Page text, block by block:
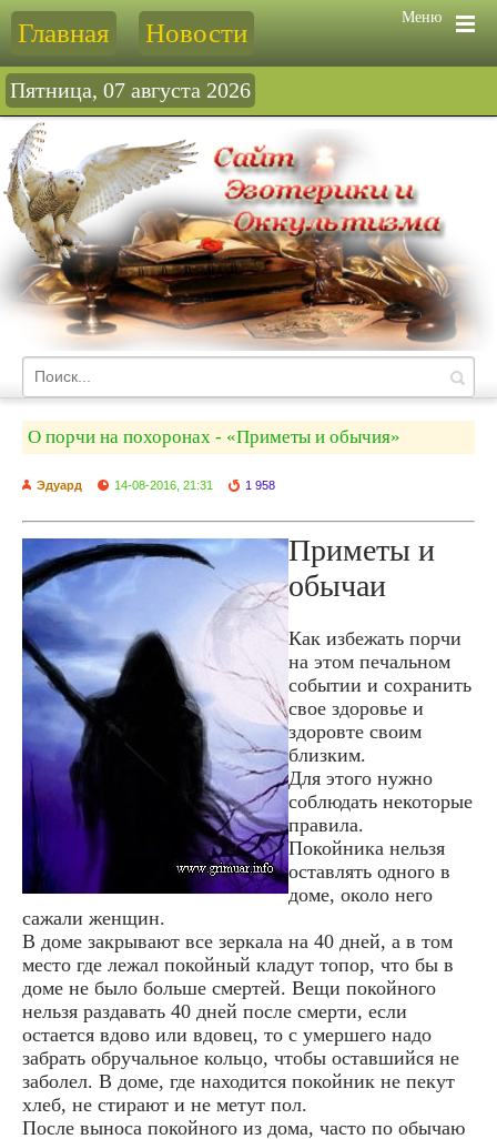
Меню
Главная Новости
Пятница, 07 августа 2026
О порчи на похоронах - «Приметы и обычия»
Эдуард 14-08-2016, 21:31 1 958
Приметы и
обычаи
Как избежать порчи
на этом печальном
событии и сохранить
свое здоровье и
здоровте своим
близким.
Для этого нужно
соблюдать некоторые
правила.
Покойника нельзя
оставлять одного в
доме, около него
сажали женщин.
В доме закрывают все зеркала на 40 дней, а в том
место где лежал покойный кладут топор, что бы в
доме не было больше смертей. Вещи покойного
нельзя раздавать 40 дней после смерти, если
остается вдово или вдовец, то с умершего надо
забрать обручальное кольцо, чтобы оставшийся не
заболел. В доме, где находится покойник не пекут
хлеб, не стирают и не метут пол.
После выноса покойного из дома, часто по обычаю